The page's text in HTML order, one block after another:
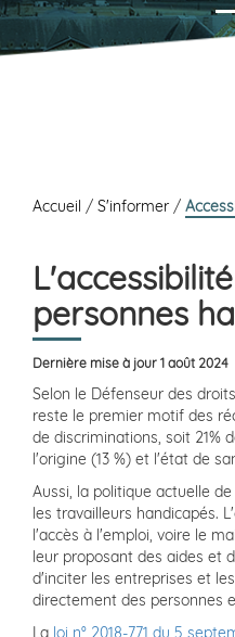
Accueil / S'informer /
personnes
Dernière mise à jour 1 août 2024
Selon le Défenseur des
reste le premier motif des
de discriminations, soit 21%
l'origine (13 %) et l'état de
Aussi, la politique actuelle
les travailleurs handicapés.
l'accès à l'emploi, voire le
leur proposant des aides et
d'inciter les entreprises et
directement des personnes